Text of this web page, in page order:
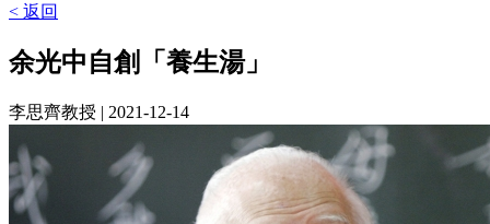
< 返回
余光中自創「養生湯」
李思齊教授 | 2021-12-14